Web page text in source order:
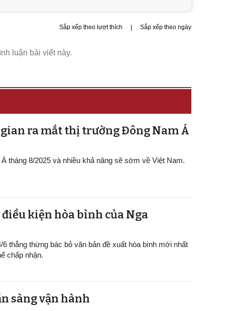
Sắp xếp theo lượt thích Sắp xếp theo ngày
luận bài viết này.
ra mắt thị trường Đông Nam Á
tháng 8/2025 và nhiều khả năng sẽ sớm về Việt Nam.
kiện hòa bình của Nga
thẳng thừng bác bỏ văn bản đề xuất hòa bình mới nhất
chấp nhận.
sàng v​​​​​​​ận hành